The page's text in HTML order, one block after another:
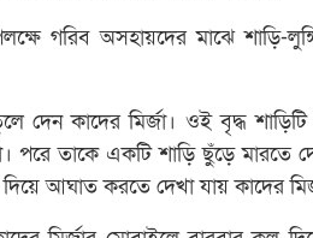
গরিব অসহায়দের মাঝে শাড়ি-
দেন কাদের মির্জা। ওই বৃদ্ধ শাড়িটি
পরে তাকে একটি শাড়ি ছুঁড়ে মারতে
আঘাত করতে দেখা যায় কাদের